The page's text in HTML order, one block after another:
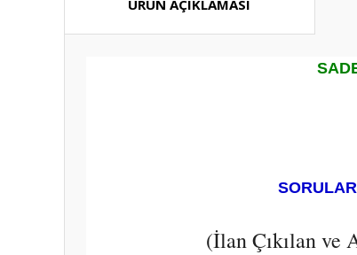
ÜRÜN AÇIKLAMASI
(İlan Çıkılan ve